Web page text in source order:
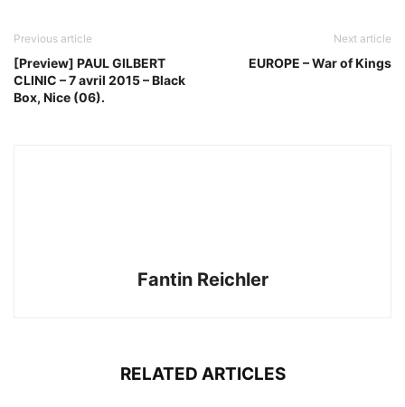
Previous article
[Preview] PAUL GILBERT
CLINIC – 7 avril 2015 – Black
Box, Nice (06).
Next article
EUROPE – War of Kings
Fantin Reichler
RELATED ARTICLES